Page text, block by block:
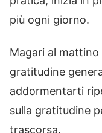
più ogni giorno.
Magari al
gratitudine
addormentarti
sulla gratitudine
trascorsa.